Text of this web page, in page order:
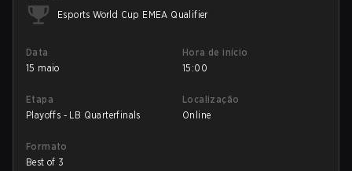
Esports World Cup EMEA Qualifier
Data
15 maio
Hora de início
15:00
Etapa
Playoffs - LB Quarterfinals
Localização
Online
Formato
Best of 3